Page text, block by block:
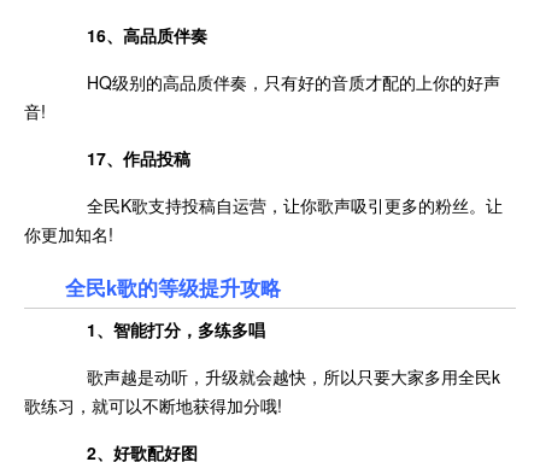
16、高品质伴奏
HQ级别的高品质伴奏，只有好的音质才配的上你的好声
音!
17、作品投稿
全民K歌支持投稿自运营，让你歌声吸引更多的粉丝。让
你更加知名!
全民k歌的等级提升攻略
1、智能打分，多练多唱
歌声越是动听，升级就会越快，所以只要大家多用全民k
歌练习，就可以不断地获得加分哦!
2、好歌配好图